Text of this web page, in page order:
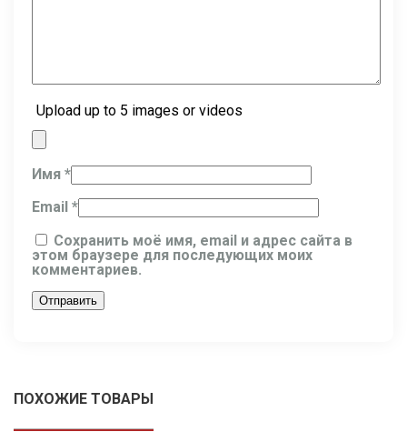
Upload up to 5 images or videos
Имя *
Email *
Сохранить моё имя, email и адрес сайта в
этом браузере для последующих моих
комментариев.
ПОХОЖИЕ ТОВАРЫ